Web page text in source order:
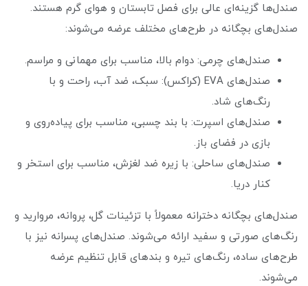
صندل‌ها گزینه‌ای عالی برای فصل تابستان و هوای گرم هستند.
صندل‌های بچگانه در طرح‌های مختلف عرضه می‌شوند:
صندل‌های چرمی: دوام بالا، مناسب برای مهمانی و مراسم.
صندل‌های EVA (کراکس): سبک، ضد آب، راحت و با
رنگ‌های شاد.
صندل‌های اسپرت: با بند چسبی، مناسب برای پیاده‌روی و
بازی در فضای باز.
صندل‌های ساحلی: با زیره ضد لغزش، مناسب برای استخر و
کنار دریا.
صندل‌های بچگانه دخترانه معمولاً با تزئینات گل، پروانه، مروارید و
رنگ‌های صورتی و سفید ارائه می‌شوند. صندل‌های پسرانه نیز با
طرح‌های ساده، رنگ‌های تیره و بندهای قابل تنظیم عرضه
می‌شوند.